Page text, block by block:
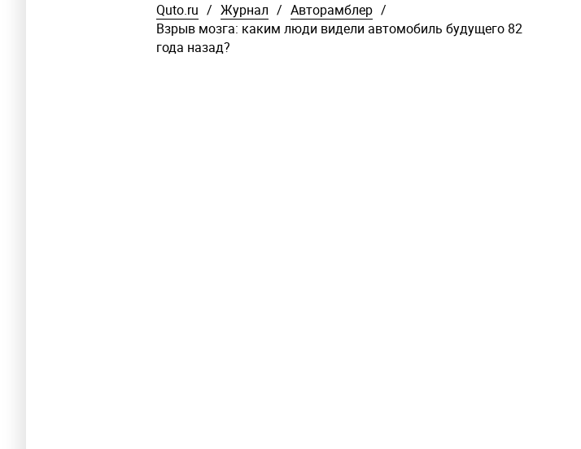
Quto.ru / Журнал / Авторамблер /
Взрыв мозга: каким люди видели автомобиль будущего 82
года назад?